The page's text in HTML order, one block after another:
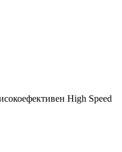
High Speed